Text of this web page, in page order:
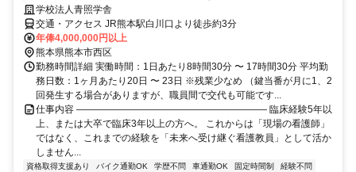
学校法人青照学舎
交通・アクセス JR熊本駅白川口より徒歩約3分
年俸4,000,000円以上
熊本県熊本市西区
勤務時間詳細 実働時間：1日あたり8時間30分 〜 17時間30分 平均勤
務日数：1ヶ月あたり20日 〜 23日 ※残業少なめ （鍵当番が月に1、2
回発生する場合がありますが、職員間で交代も可能です...
仕事内容 ―――――――――――――――――――― 臨床経験5年以
上、または大卒で臨床3年以上の方へ。 これからは「現場の看護師」
ではなく、これまでの経験を「未来へ受け継ぐ看護教員」として活か
しません...
資格取得支援あり バイク通勤OK 学歴不問 車通勤OK 固定時間制
経験不問